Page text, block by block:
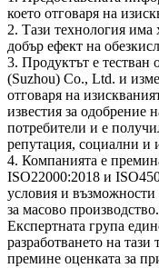
което отговаря на
2. Тази технология има
добър ефект на
3. Продуктът е тестван
(Suzhou) Co., Ltd. и
отговаря на
известия за одобрение
потребители и е
репутация, социални и
4. Компанията е
ISO22000:2018 и
условия и възможности
за масово производство.
Експертната група
разработването на
премине оценката за